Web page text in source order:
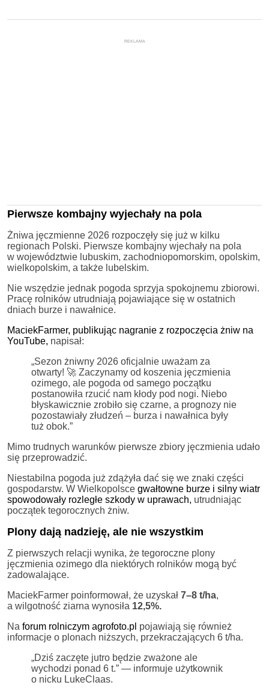
REKLAMA
Pierwsze kombajny wyjechały na pola
Żniwa jęczmienne 2026 rozpoczęły się już w kilku
regionach Polski. Pierwsze kombajny wjechały na pola
w województwie lubuskim, zachodniopomorskim, opolskim,
wielkopolskim, a także lubelskim.
Nie wszędzie jednak pogoda sprzyja spokojnemu zbiorowi.
Pracę rolników utrudniają pojawiające się w ostatnich
dniach burze i nawałnice.
MaciekFarmer, publikując nagranie z rozpoczęcia żniw na
YouTube, napisał:
„Sezon żniwny 2026 oficjalnie uważam za
otwarty! 🚀 Zaczynamy od koszenia jęczmienia
ozimego, ale pogoda od samego początku
postanowiła rzucić nam kłody pod nogi. Niebo
błyskawicznie zrobiło się czarne, a prognozy nie
pozostawiały złudzeń – burza i nawałnica były
tuż obok.”
Mimo trudnych warunków pierwsze zbiory jęczmienia udało
się przeprowadzić.
Niestabilna pogoda już zdążyła dać się we znaki części
gospodarstw. W Wielkopolsce gwałtowne burze i silny wiatr
spowodowały rozległe szkody w uprawach, utrudniając
początek tegorocznych żniw.
Plony dają nadzieję, ale nie wszystkim
Z pierwszych relacji wynika, że tegoroczne plony
jęczmienia ozimego dla niektórych rolników mogą być
zadowalające.
MaciekFarmer poinformował, że uzyskał 7–8 t/ha,
a wilgotność ziarna wynosiła 12,5%.
Na forum rolniczym agrofoto.pl pojawiają się również
informacje o plonach niższych, przekraczających 6 t/ha.
„Dziś zaczęte jutro będzie zważone ale
wychodzi ponad 6 t.” — informuje użytkownik
o nicku LukeClaas.